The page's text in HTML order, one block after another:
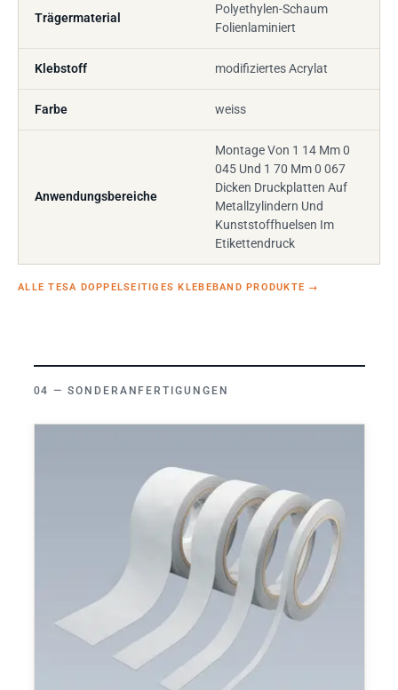
Trägermaterial
Polyethylen-Schaum
Folienlaminiert
Klebstoff modifiziertes Acrylat
Farbe weiss
Anwendungsbereiche
Montage Von 1 14 Mm 0
045 Und 1 70 Mm 0 067
Dicken Druckplatten Auf
Metallzylindern Und
Kunststoffhuelsen Im
Etikettendruck
ALLE TESA DOPPELSEITIGES KLEBEBAND PRODUKTE →
SONDERANFERTIGUNGEN